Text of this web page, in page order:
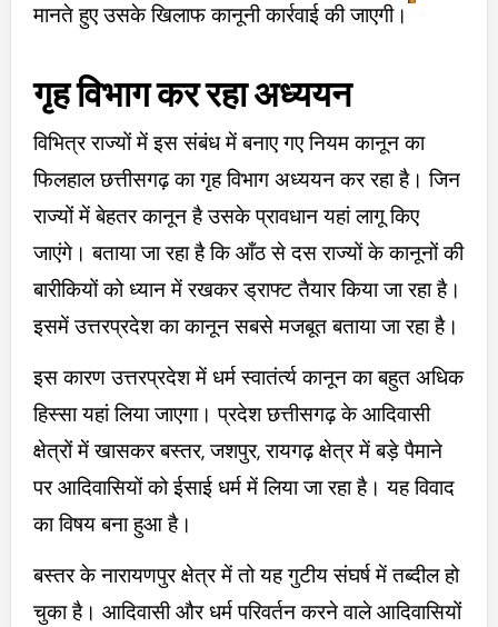
मानते हुए उसके खिलाफ कानूनी कार्रवाई की जाएगी।
गृह विभाग कर रहा अध्ययन
विभित्र राज्यों में इस संबंध में बनाए गए नियम कानून का
फिलहाल छत्तीसगढ़ का गृह विभाग अध्ययन कर रहा है। जिन
राज्यों में बेहतर कानून है उसके प्रावधान यहां लागू किए
जाएंगे। बताया जा रहा है कि आँठ से दस राज्यों के कानूनों की
बारीकियों को ध्यान में रखकर ड्राफ्ट तैयार किया जा रहा है।
इसमें उत्तरप्रदेश का कानून सबसे मजबूत बताया जा रहा है।
इस कारण उत्तरप्रदेश में धर्म स्वातंर्त्य कानून का बहुत अधिक
हिस्सा यहां लिया जाएगा। प्रदेश छत्तीसगढ़ के आदिवासी
क्षेत्रों में खासकर बस्तर, जशपुर, रायगढ़ क्षेत्र में बड़े पैमाने
पर आदिवासियों को ईसाई धर्म में लिया जा रहा है। यह विवाद
का विषय बना हुआ है।
बस्तर के नारायणपुर क्षेत्र में तो यह गुटीय संघर्ष में तब्दील हो
चुका है। आदिवासी और धर्म परिवर्तन करने वाले आदिवासियों